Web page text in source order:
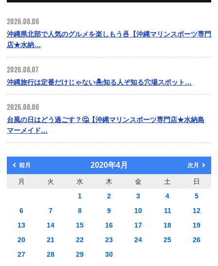
2026.08.08
沖縄県北部で人気のグルメを楽しもう🍜【沖縄マリンスポーツ専門
店★水納…
2026.08.07
沖縄旅行は定番だけじゃない🏝️知る人ぞ知る穴場スポット…
2026.08.06
台風の日はどう過ごす？🤔【沖縄マリンスポーツ専門店★水納島
マーメイド…
前月 2020年4月 次月
月 火 水 木 金 土
日
1
2 3 4
5
6
7 8 9 10 11
12
13
14 15 16 17 18
19
20
21 22 23 24 25
26
27
28 29 30